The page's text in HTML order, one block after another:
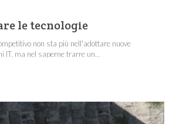
le tecnologie
non sta più nell'adottare nuove
ma nel saperne trarre un...